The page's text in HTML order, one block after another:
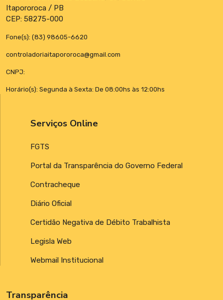
Itapororoca / PB
CEP: 58275-000
Fone(s): (83) 98605-6620
controladoriaitapororoca@gmail.com
CNPJ:
Horário(s): Segunda à Sexta: De 08:00hs às 12:00hs
Serviços Online
FGTS
Portal da Transparência do Governo Federal
Contracheque
Diário Oficial
Certidão Negativa de Débito Trabalhista
Legisla Web
Webmail Institucional
Transparência